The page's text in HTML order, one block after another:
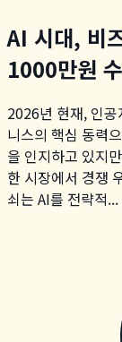
AI 시대, 비
1000만원
2026년 현재, 인
니스의 핵심 동력
을 인지하고 있지
한 시장에서 경쟁
쇠는 AI를 전략적...